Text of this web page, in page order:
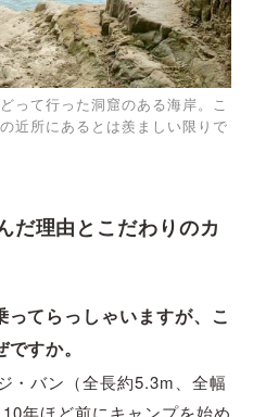
って行った洞窟のある海岸。こ
近所にあるとは羨ましい限りで
だ理由とこだわりのカ
てらっしゃいますが、こ
すか。
・バン（全長約5.3m、全幅
年ほど前にキャンプを始め